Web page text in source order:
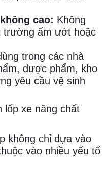
cao: Không
trường ẩm ướt hoặc
trong các nhà
dược phẩm, kho
yêu cầu vệ sinh
lốp xe nâng chất
không chỉ dựa vào
vào nhiều yếu tố